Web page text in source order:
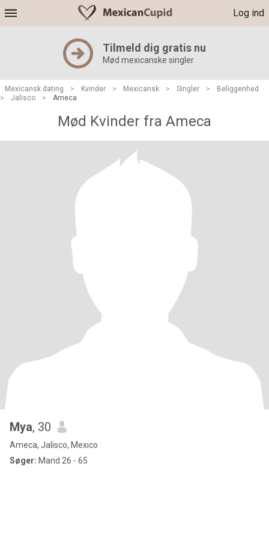
Log ind
Tilmeld dig gratis nu
Mød mexicanske singler
Mexicansk dating > Kvinder > Mexicansk > Singler >
Beliggenhed
>
Jalisco > Ameca
Mød Kvinder fra Ameca
Mya, 30
Ameca, Jalisco, Mexico
Søger: Mand 26 - 65